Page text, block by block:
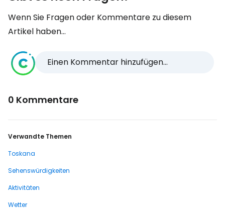
Wenn Sie Fragen oder Kommentare zu diesem
Artikel haben...
Einen Kommentar hinzufügen...
0 Kommentare
Verwandte Themen
Toskana
Sehenswürdigkeiten
Aktivitäten
Wetter